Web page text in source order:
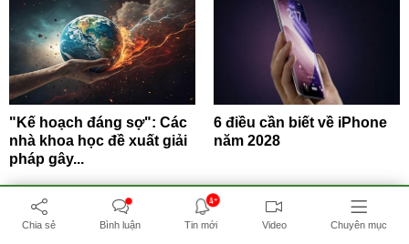
"Kế hoạch đáng sợ": Các
nhà khoa học đề xuất giải
pháp gây...
6 điều cần biết về iPhone
năm 2028
Chia sẻ Bình luận
4+
Tin mới Video Chuyên mục